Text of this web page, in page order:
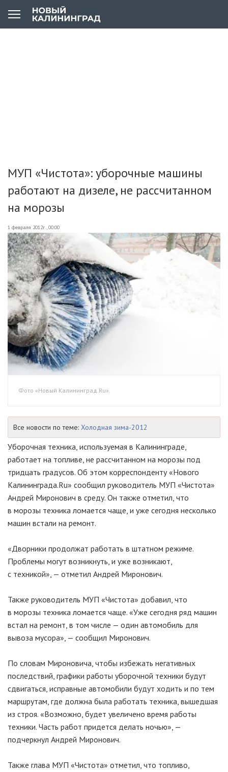
МУП «Чистота»: уборочные машины
работают на дизеле, не рассчитанном
на морозы
1 февраля 2012г., 00:00
Фото «Новый Калининград.Ru».
Все новости по теме: Холодная зима-2012
Уборочная техника, используемая в Калининграде,
работает на топливе, не рассчитанном на морозы под
тридцать градусов. Об этом корреспонденту «Нового
Калининграда.Ru» сообщил руководитель МУП «Чистота»
Андрей Миронович в среду. Он также отметил, что
в морозы техника ломается чаще, и уже сегодня несколько
машин встали на ремонт.
«Дворники продолжат работать в штатном режиме.
Проблемы могут возникнуть, и уже возникают,
с техникой», — отметил Андрей Миронович.
Также руководитель МУП «Чистота» добавил, что
в морозы техника ломается чаще. «Уже сегодня ряд машин
встал на ремонт, в том числе — один автомобиль для
вывоза мусора», — сообщил Миронович.
По словам Мироновича, чтобы избежать негативных
последствий, графики работы уборочной техники будут
сдвигаться, исправные автомобили будут ходить и по тем
маршрутам, где должна была работать техника, вышедшая
из строя. «Возможно, будет увеличено время работы
техники. Часть работ придется делать ночью», —
подчеркнул Андрей Миронович.
Также глава МУП «Чистота» отметил, что топливо,